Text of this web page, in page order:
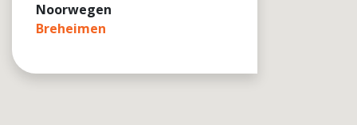
Noorwegen
Breheimen